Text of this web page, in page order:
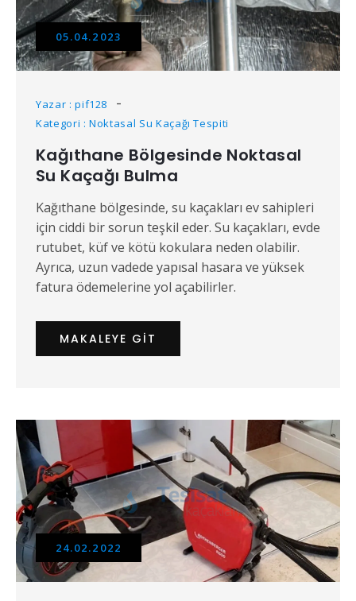
05.04.2023
Yazar : pif128
Kategori : Noktasal Su Kaçağı Tespiti
Kağıthane Bölgesinde Noktasal
Su Kaçağı Bulma
Kağıthane bölgesinde, su kaçakları ev sahipleri
için ciddi bir sorun teşkil eder. Su kaçakları, evde
rutubet, küf ve kötü kokulara neden olabilir.
Ayrıca, uzun vadede yapısal hasara ve yüksek
fatura ödemelerine yol açabilirler.
MAKALEYE GIT
24.02.2022